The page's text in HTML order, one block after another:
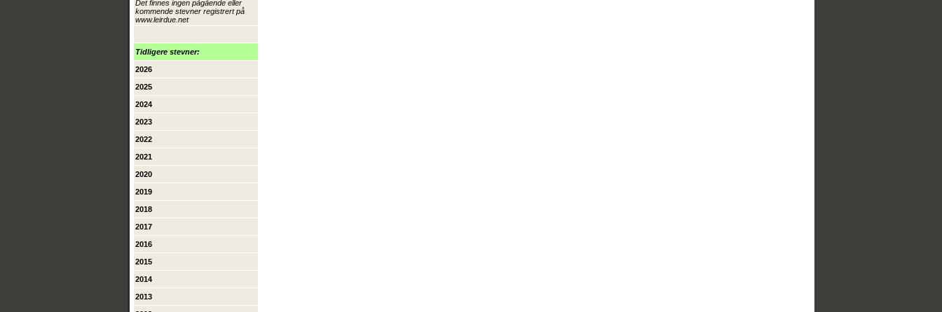
Det finnes ingen pågående eller
kommende stevner registrert på
www.leirdue.net
Tidligere stevner:
2026
2025
2024
2023
2022
2021
2020
2019
2018
2017
2016
2015
2014
2013